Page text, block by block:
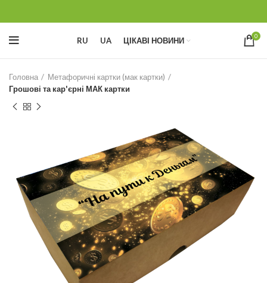
RU UA ЦІКАВІ НОВИНИ 0
Головна
Метафоричні картки (мак картки)
Грошові та кар'єрні МАК картки